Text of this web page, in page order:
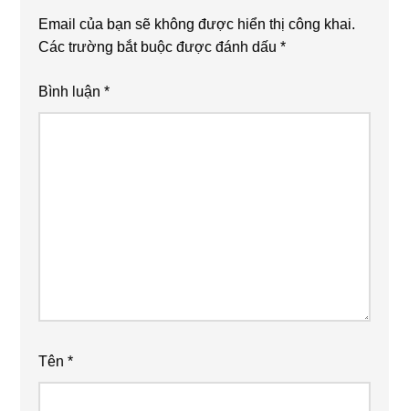
Email của bạn sẽ không được hiển thị công khai.
Các trường bắt buộc được đánh dấu*
Bình luận*
Tên*